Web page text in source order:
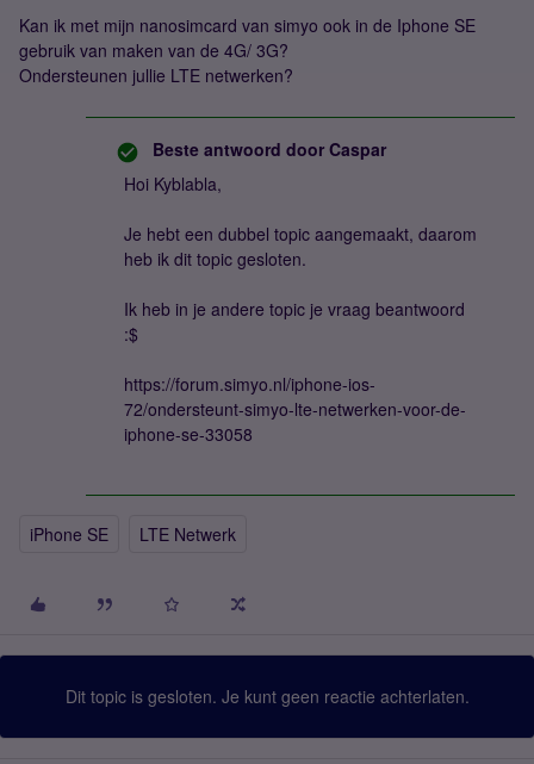
Kan ik met mijn nanosimcard van simyo ook in de Iphone SE
gebruik van maken van de 4G/ 3G?
Ondersteunen jullie LTE netwerken?
Beste antwoord door Caspar
Hoi Kyblabla,
Je hebt een dubbel topic aangemaakt, daarom
heb ik dit topic gesloten.
Ik heb in je andere topic je vraag beantwoord
:$
https://forum.simyo.nl/iphone-ios-
72/ondersteunt-simyo-lte-netwerken-voor-de-
iphone-se-33058
iPhone SE LTE Netwerk
Dit topic is gesloten. Je kunt geen reactie achterlaten.